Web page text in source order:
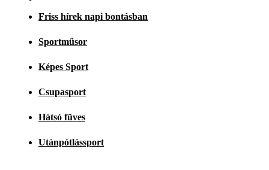
Friss hírek napi bontásban
Sportműsor
Képes Sport
Csupasport
Hátsó füves
Utánpótlássport